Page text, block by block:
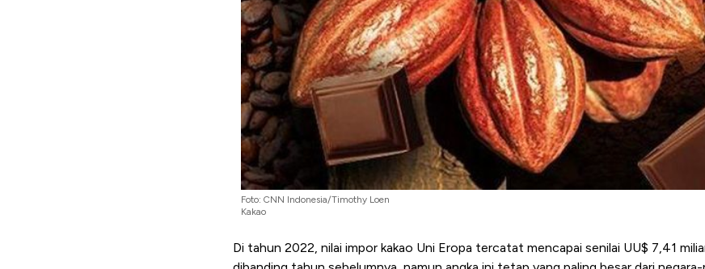
Foto: CNN Indonesia/Timothy Loen
Kakao
Di tahun 2022, nilai impor kakao Uni Eropa tercatat mencapai senilai UU$ 7,41